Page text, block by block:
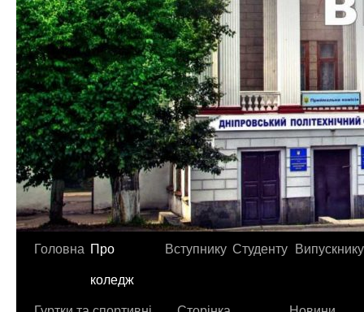
Головна Про
коледж
Вступнику Студенту Випускнику